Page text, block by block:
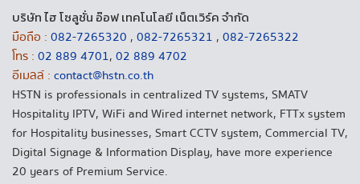
บริษัท ไฮ โซลูชั่น อ๊อฟ เทคโนโลยี เน็ตเวิร์ค จำกัด
มือถือ : 082-7265320 , 082-7265321 , 082-7265322
โทร : 02 889 4701, 02 889 4702
อีเมลล์ : contact@hstn.co.th
HSTN is professionals in centralized TV systems, SMATV
Hospitality IPTV, WiFi and Wired internet network, FTTx system
for Hospitality businesses, Smart CCTV system, Commercial TV,
Digital Signage & Information Display, have more experience
20 years of Premium Service.